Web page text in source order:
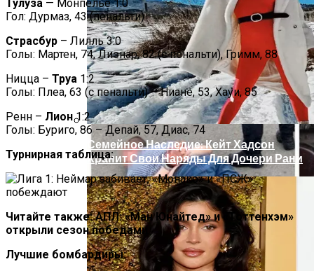
Масштабный Пожар В Киевской
Многоэтажке: Пострадавший Попал В
Реанимацию
Семейное Наследие: Кейт Хадсон
Хранит Свои Наряды Для Дочери Рани
Тулуза — Монпелье 1:0
Гол: Дурмаз, 43 (пенальти)
Страсбур – Лилль 3:0
Голы: Мартен, 74, Лиэнар, 82 (с пенальти), Гримм, 88
Ницца – Труа 1:2
Голы: Плеа, 63 (с пенальти) – Ниане, 53, Хауи, 85
Ренн – Лион1:2
Голы: Буриго, 86 – Депай, 57, Диас, 74
Турнирная таблица:
Читайте также: АПЛ: «Ман Юнайтед» и «Тоттенхэм»
открыли сезон победами
Лучшие бомбардиры: